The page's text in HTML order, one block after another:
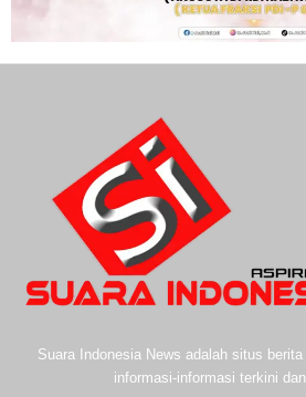
Suara Indonesia News adalah situs
informasi-informasi terkini